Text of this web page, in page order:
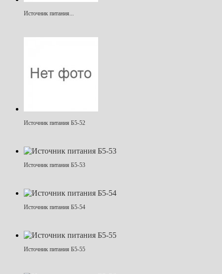
Источник питания...
Источник питания Б5-52
Источник питания Б5-53
Источник питания Б5-54
Источник питания Б5-55